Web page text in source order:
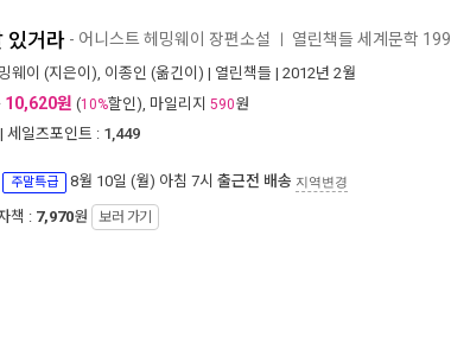
있거라 - 어니스트 헤밍웨이 장편소설 열린책들 세계문학 199
웨이 (지은이), 이종인 (옮긴이) | 열린책들 | 2012년 2월
10,620원 (10%할인), 마일리지 590원
세일즈포인트 : 1,449
주말특급 8월 10일 (월) 아침 7시 출근전 배송 지역변경
책 : 7,970원 보러 가기